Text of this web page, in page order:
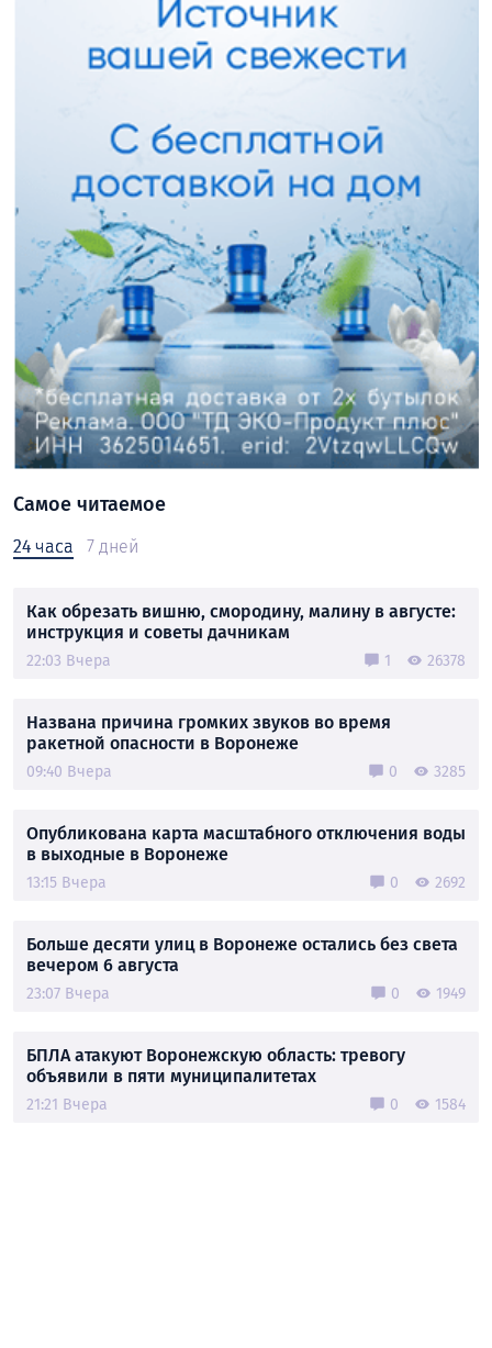
Самое читаемое
24 часа 7 дней
Как обрезать вишню, смородину, малину в августе:
инструкция и советы дачникам
22:03 Вчера 1 26378
Названа причина громких звуков во время
ракетной опасности в Воронеже
09:40 Вчера 0 3285
Опубликована карта масштабного отключения воды
в выходные в Воронеже
13:15 Вчера 0 2692
Больше десяти улиц в Воронеже остались без света
вечером 6 августа
23:07 Вчера 0 1949
БПЛА атакуют Воронежскую область: тревогу
объявили в пяти муниципалитетах
21:21 Вчера 0 1584